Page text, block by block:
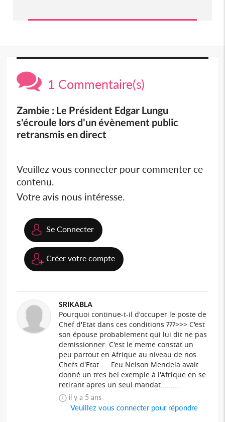
1 Commentaire(s)
Zambie : Le Président Edgar Lungu
s'écroule lors d'un évènement public
retransmis en direct
Veuillez vous connecter pour commenter ce
contenu.
Votre avis nous intéresse.
Se Connecter
Créer votre compte
SRIKABLA
Pourquoi continue-t-il d'occuper le poste de
Chef d'Etat dans ces conditions ???>>> C'est
son épouse probablement qui lui dit ne pas
demissionner. C'est le meme constat un
peu partout en Afrique au niveau de nos
Chefs d'Etat .... Feu Nelson Mendela avait
donné un tres bel exemple á l'Afrique en se
retirant apres un seul mandat.........
il y a 5 ans
Veuillez vous connecter pour répondre